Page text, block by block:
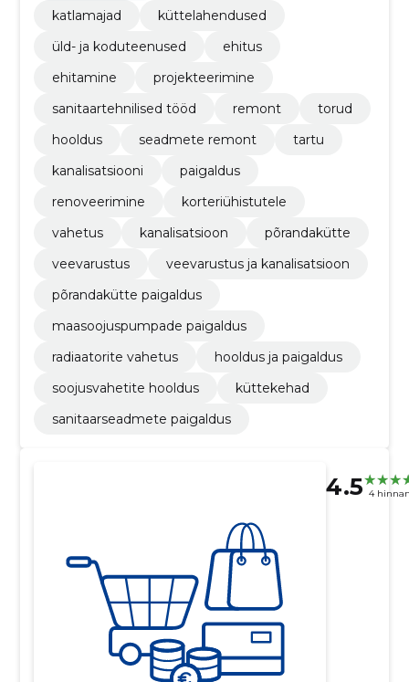
katlamajad
küttelahendused
üld- ja koduteenused
ehitus
ehitamine
projekteerimine
sanitaartehnilised tööd
remont
torud
hooldus
seadmete remont
tartu
kanalisatsiooni
paigaldus
renoveerimine
korteriühistutele
vahetus
kanalisatsioon
põrandakütte
veevarustus
veevarustus ja kanalisatsioon
põrandakütte paigaldus
maasoojuspumpade paigaldus
radiaatorite vahetus
hooldus ja paigaldus
soojusvahetite hooldus
küttekehad
sanitaarseadmete paigaldus
4.5 4